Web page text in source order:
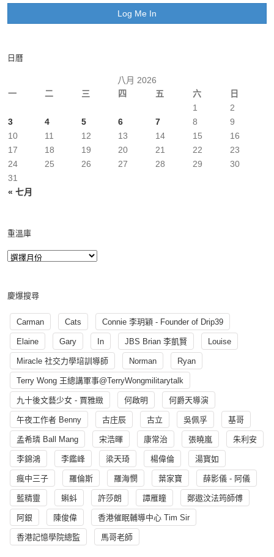
日曆
八月 2026
一
二 三 四 五 六 日
« 七月
1
2
3
4 5 6 7 8
9
10
11 12 13 14 15
16
17
18 19 20 21 22
23
24
25 26 27 28 29
30
31
重溫庫
慶爆搜尋
Carman Cats Connie 李玥穎 - Founder of Drip39
Elaine Gary In JBS Brian 李凱賢 Louise
Miracle 社交力學培訓導師 Norman Ryan
Terry Wong 王總講軍事@TerryWongmilitarytalk
九十後文藝少女 - 賈雅緻 何啟明 何爵天導演
午夜工作者 Benny 古庄辰 古立 吳佩孚 基哥
孟希璘 Ball Mang 宋浩暉 康常治 張曉嵐 朱利安
李錦鴻 李鑑峰 梁天琦 楊偉倫 湯寳如
瘋中三子 羅倫斯 羅海憫 葉家寶 薛影儀 - 阿儀
藍精靈 蝌蚪 許莎朗 譚雁瞳 鄭遨汶法筠師傅
阿銀 陳俊偉 香港催眠輔導中心 Tim Sir
香港記憶學院總監 馬哥老師